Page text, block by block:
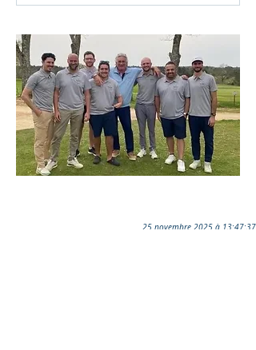
25 novembre 2025 à 13:47:37